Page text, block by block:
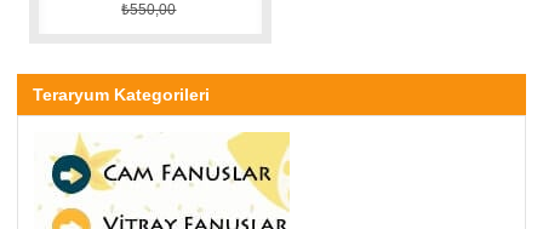
₺550,00
Teraryum Kategorileri